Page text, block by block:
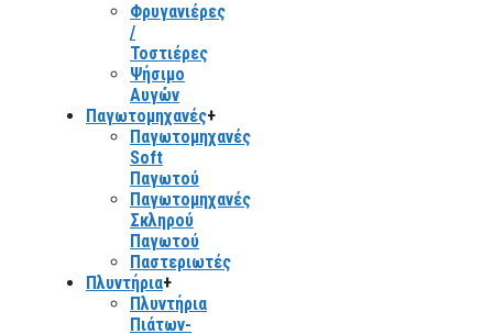
Φρυγανιέρες
/
Τοστιέρες
Ψήσιμο
Αυγών
Παγωτομηχανές+
Παγωτομηχανές
Soft
Παγωτού
Παγωτομηχανές
Σκληρού
Παγωτού
Παστεριωτές
Πλυντήρια+
Πλυντήρια
Πιάτων-